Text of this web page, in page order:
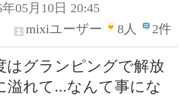
年05月10日 20:45
mixiユーザー
8人 2件
はグランピングで解放
溢れて...なんて事にな